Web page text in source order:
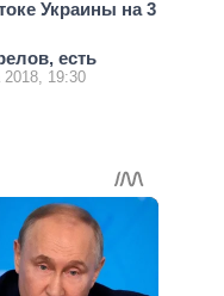
Украины на 3
есть
2018, 19:30